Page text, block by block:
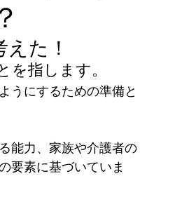
護サービス シニアライフ
た！
を指します。
うにするための準備と
能力、家族や介護者の
要素に基づいていま